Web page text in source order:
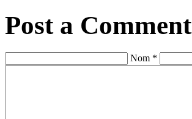
Post a Comment
Nom *